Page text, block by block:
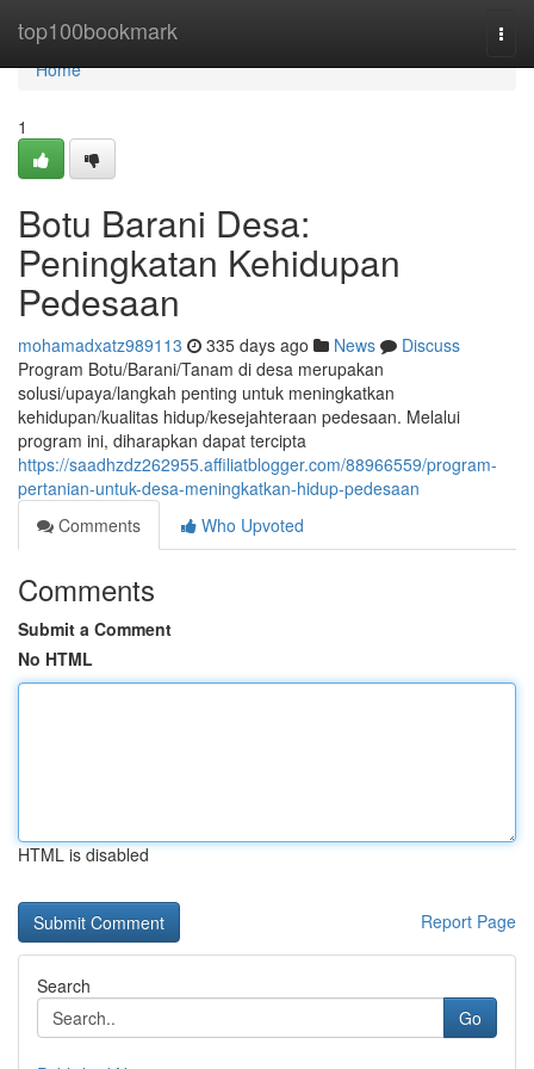
top100bookmark
Home
Home
1
Botu Barani Desa:
Peningkatan Kehidupan
Pedesaan
mohamadxatz989113 335 days ago News
Discuss
Program Botu/Barani/Tanam di desa merupakan
solusi/upaya/langkah penting untuk meningkatkan
kehidupan/kualitas hidup/kesejahteraan pedesaan. Melalui
program ini, diharapkan dapat tercipta
https://saadhzdz262955.affiliatblogger.com/88966559/program-
pertanian-untuk-desa-meningkatkan-hidup-pedesaan
Comments
Who Upvoted
Comments
Submit a Comment
No HTML
HTML is disabled
Report Page
Search
Go